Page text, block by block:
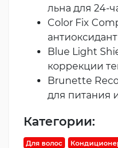
льна для 24-
Color Fix
Blue Light
коррекции
Brunette
для питания
Категории:
Для волос